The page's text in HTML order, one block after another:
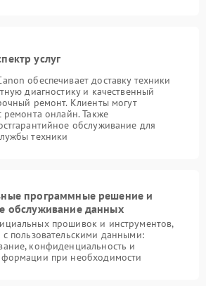
услуг
обеспечивает доставку техники
диагностику и качественный
ремонт. Клиенты могут
ремонта онлайн. Также
обслуживание для
техники
программные решение и
обслуживание данных
прошивок и инструментов,
с пользовательскими данными:
конфиденциальность и
при необходимости